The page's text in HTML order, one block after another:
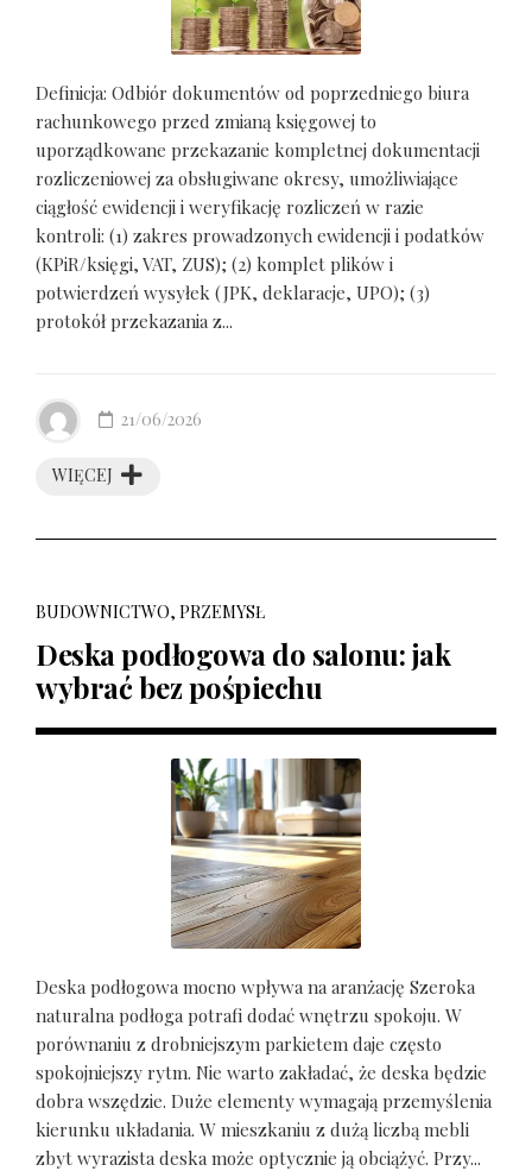
Definicja: Odbiór dokumentów od poprzedniego biura
rachunkowego przed zmianą księgowej to
uporządkowane przekazanie kompletnej dokumentacji
rozliczeniowej za obsługiwane okresy, umożliwiające
ciągłość ewidencji i weryfikację rozliczeń w razie
kontroli: (1) zakres prowadzonych ewidencji i podatków
(KPiR/księgi, VAT, ZUS); (2) komplet plików i
potwierdzeń wysyłek (JPK, deklaracje, UPO); (3)
protokół przekazania z...
WIĘCEJ
21/06/2026
BUDOWNICTWO, PRZEMYSŁ
Deska podłogowa do salonu: jak
wybrać bez pośpiechu
Deska podłogowa mocno wpływa na aranżację Szeroka
naturalna podłoga potrafi dodać wnętrzu spokoju. W
porównaniu z drobniejszym parkietem daje często
spokojniejszy rytm. Nie warto zakładać, że deska będzie
dobra wszędzie. Duże elementy wymagają przemyślenia
kierunku układania. W mieszkaniu z dużą liczbą mebli
zbyt wyrazista deska może optycznie ją obciążyć. Przy...